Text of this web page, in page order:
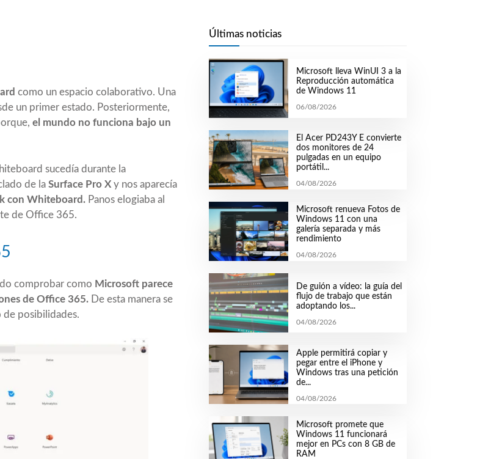
como un espacio colaborativo. Una
un primer estado. Posteriormente,
el mundo no funciona bajo un
sucedía durante la
de la Surface Pro X y nos aparecía
con Whiteboard. Panos elogiaba al
de Office 365.
comprobar como Microsoft parece
de Office 365. De esta manera se
de posibilidades.
Últimas noticias
Microsoft lleva WinUI 3 a la
Reproducción automática
de Windows 11
06/08/2026
El Acer PD243Y E convierte
dos monitores de 24
pulgadas en un equipo
portátil...
04/08/2026
Microsoft renueva Fotos de
Windows 11 con una
galería separada y más
rendimiento
04/08/2026
De guión a vídeo: la guía del
flujo de trabajo que están
adoptando los...
04/08/2026
Apple permitirá copiar y
pegar entre el iPhone y
Windows tras una petición
de...
04/08/2026
Microsoft promete que
Windows 11 funcionará
mejor en PCs con 8 GB de
RAM